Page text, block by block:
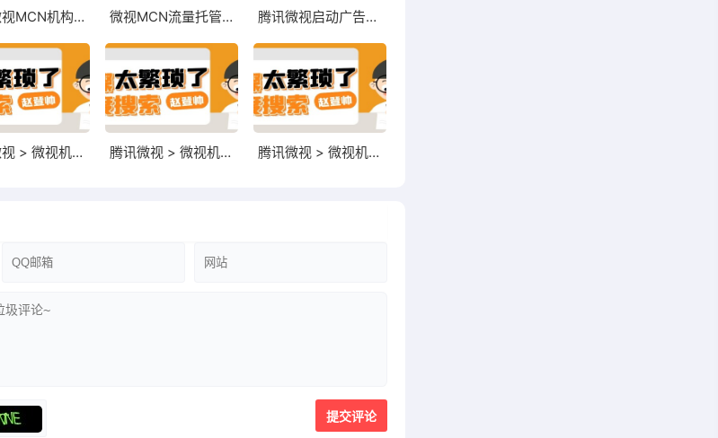
腾讯微视MCN机构关于微视机构结算的相关总结 微视MCN流量托管的运作模式是什么？ 腾讯微视启动广告收益计划
腾讯微视 > 微视机构入驻 > 若平台强制关闭超额开通账号，会是什么账号呢？ 腾讯微视 > 微视机构入驻 > 平台强制关闭超额开通账号权益将在什么时候进行？ 腾讯微视 > 微视机构入驻 > 超额开通微视权益账号如何申请电商权限？